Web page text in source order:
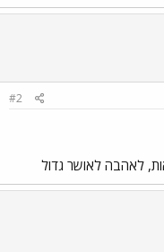
#2
לאהבה לאושר גדול